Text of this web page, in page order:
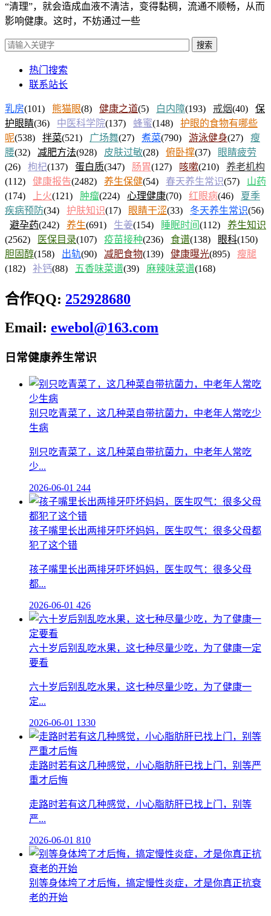
“清理”，就会造成血液不清洁，变得黏稠，流通不顺畅，从而
影响健康。这时，不妨通过一些
搜索
热门搜索
联系站长
乳房(101) 熊猫眼(8) 健康之道(5) 白内障(193) 戒烟(40) 保
护眼睛(36) 中医科学院(137) 蜂蜜(148) 护眼的食物有哪些
呢(538) 拌菜(521) 广场舞(27) 煮菜(790) 游泳健身(27) 瘦
腰(32) 减肥方法(928) 皮肤过敏(28) 俯卧撑(37)
眼睛疲劳
(26) 枸杞(137) 蛋白质(347) 肠胃(127) 咳嗽(210) 养老机构
(112) 健康报告(2482) 养生保健(54) 春天养生常识(57) 山药
(174)
上火(121) 肿瘤(224) 心理健康(70) 红眼病(46) 夏季
疾病预防(34) 护肤知识(17) 眼睛干涩(33) 冬天养生常识(56)
避孕药(242) 养生(691) 生姜(154) 睡眠时间(112) 养生知识
(2562)
医保目录(107) 疫苗接种(236) 食谱(138) 眼科(150)
胆固醇(158) 出轨(90) 减肥食物(139) 健康曝光(895) 瘦腿
(182) 补钙(88) 五香味菜谱(39) 麻辣味菜谱(168)
合作QQ: 252928680
Email: ewebol@163.com
日常健康养生常识
别只吃青菜了，这几种菜自带抗菌力，中老年人常吃少
生病
别只吃青菜了，这几种菜自带抗菌力，中老年人常吃
少...
2026-06-01 244
孩子嘴里长出两排牙吓坏妈妈，医生叹气：很多父母都
犯了这个错
孩子嘴里长出两排牙吓坏妈妈，医生叹气：很多父母
都...
2026-06-01 426
六十岁后别乱吃水果，这七种尽量少吃，为了健康一定
要看
六十岁后别乱吃水果，这七种尽量少吃，为了健康一
定...
2026-06-01 1330
走路时若有这几种感觉，小心脂肪肝已找上门，别等严
重才后悔
走路时若有这几种感觉，小心脂肪肝已找上门，别等
严...
2026-06-01 810
别等身体垮了才后悔，搞定慢性炎症，才是你真正抗衰
老的开始